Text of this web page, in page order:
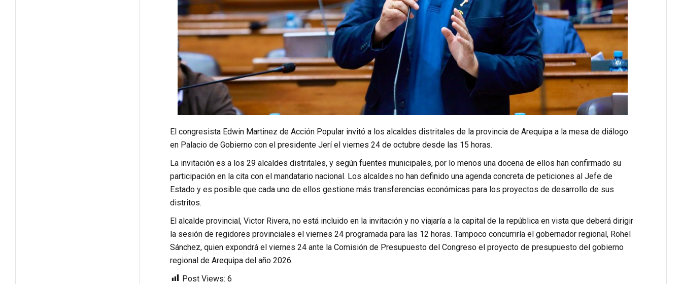
El congresista Edwin Martinez de Acción Popular invitó a los alcaldes distritales de la provincia de Arequipa a la mesa de diálogo
en Palacio de Gobierno con el presidente Jerí el viernes 24 de octubre desde las 15 horas.
La invitación es a los 29 alcaldes distritales, y según fuentes municipales, por lo menos una docena de ellos han confirmado su
participación en la cita con el mandatario nacional. Los alcaldes no han definido una agenda concreta de peticiones al Jefe de
Estado y es posible que cada uno de ellos gestione más transferencias económicas para los proyectos de desarrollo de sus
distritos.
El alcalde provincial, Victor Rivera, no está incluido en la invitación y no viajaría a la capital de la república en vista que deberá dirigir
la sesión de regidores provinciales el viernes 24 programada para las 12 horas. Tampoco concurriría el gobernador regional, Rohel
Sánchez, quien expondrá el viernes 24 ante la Comisión de Presupuesto del Congreso el proyecto de presupuesto del gobierno
regional de Arequipa del año 2026.
Post Views: 6